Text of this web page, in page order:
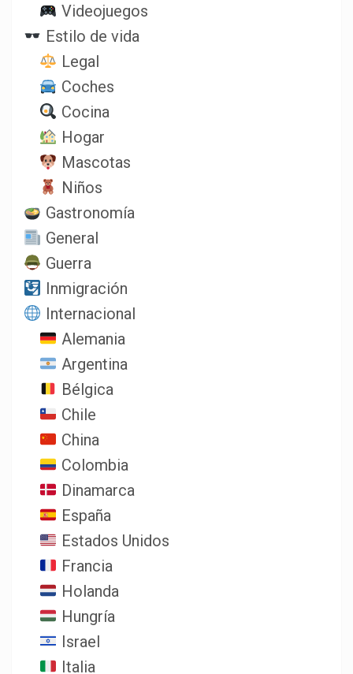
Videojuegos
Estilo de vida
Legal
Coches
Cocina
Hogar
Mascotas
Niños
Gastronomía
General
Guerra
Inmigración
Internacional
Alemania
Argentina
Bélgica
Chile
China
Colombia
Dinamarca
España
Estados Unidos
Francia
Holanda
Hungría
Israel
Italia